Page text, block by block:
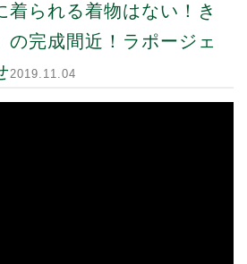
着られる着物はない！き
の完成間近！ラポージェ
2019.11.04